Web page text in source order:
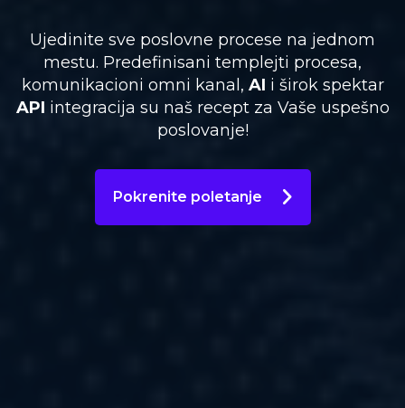
Ujedinite sve poslovne procese na jednom
mestu. Predefinisani templejti procesa,
komunikacioni omni kanal, AI i širok spektar
API integracija su naš recept za Vaše uspešno
poslovanje!
Pokrenite poletanje